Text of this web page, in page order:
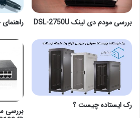
بررسی مودم دی لینک DSL-2750U
رک ایستاده چیست ؟
بررسی